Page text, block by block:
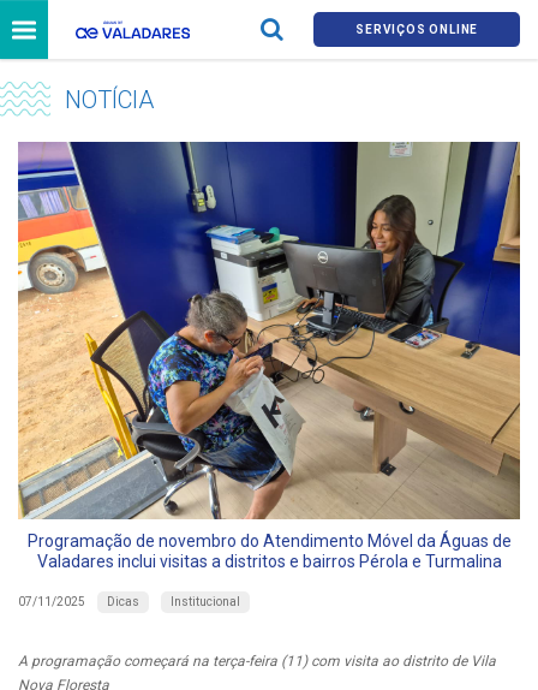
SERVIÇOS ONLINE
NOTÍCIA
Programação de novembro do Atendimento Móvel da Águas de
Valadares inclui visitas a distritos e bairros Pérola e Turmalina
07/11/2025 Dicas Institucional
A programação começará na terça-feira (11) com visita ao distrito de Vila
Nova Floresta